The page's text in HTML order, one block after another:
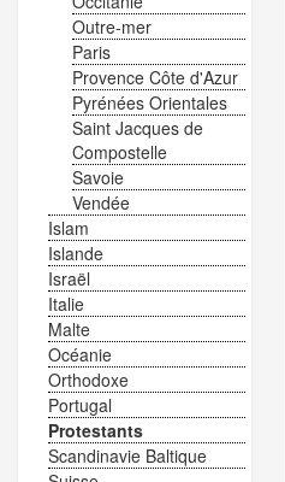
Outre-mer
Paris
Provence Côte d'Azur
Pyrénées Orientales
Saint Jacques de
Compostelle
Savoie
Vendée
Islam
Islande
Israël
Italie
Malte
Océanie
Orthodoxe
Portugal
Protestants
Scandinavie Baltique